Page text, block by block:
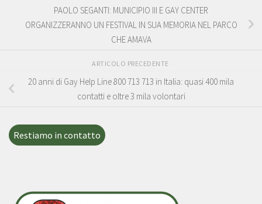
PAOLO SEGANTI: MUNICIPIO III E GAY CENTER
ORGANIZZERANNO UN FESTIVAL IN SUA MEMORIA NEL PARCO
CHE AMAVA
ARTICOLO PRECEDENTE
20 anni di Gay Help Line 800 713 713 in Italia: quasi 400 mila
contatti e oltre 3 mila volontari
Restiamo in contatto